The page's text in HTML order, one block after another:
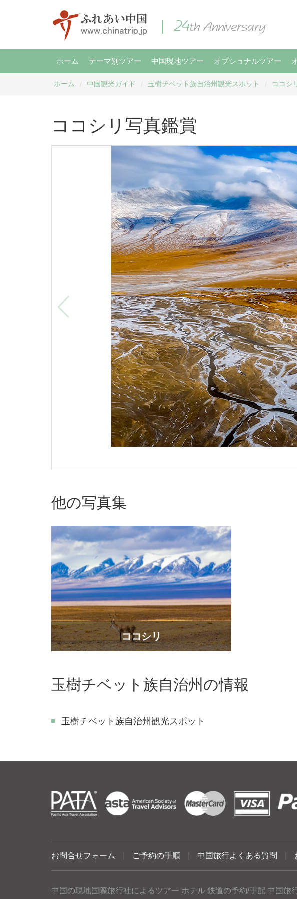
ホーム テーマ別ツアー 中国現地ツアー オプショナルツアー
ホーム 中国観光ガイド 玉樹チベット族自治州観光スポット ココシ
ココシリ写真鑑賞
他の写真集
ココシリ
玉樹チベット族自治州の情報
玉樹チベット族自治州観光スポット
お問合せフォーム ご予約の手順 中国旅行よくある質問
中国の現地国際旅行社によるツアー ホテル 鉄道の予約/手配 中国旅